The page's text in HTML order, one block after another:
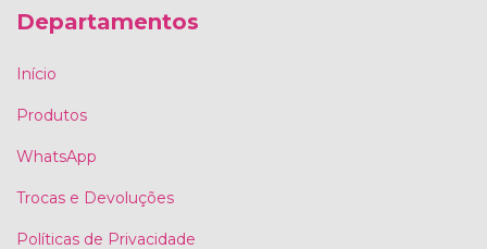
Departamentos
Início
Produtos
WhatsApp
Trocas e Devoluções
Políticas de Privacidade